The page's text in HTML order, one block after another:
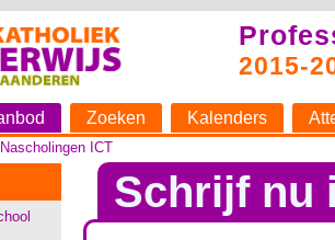
2015-
Zoeken Kalenders
Nascholingen ICT
Schrijf nu